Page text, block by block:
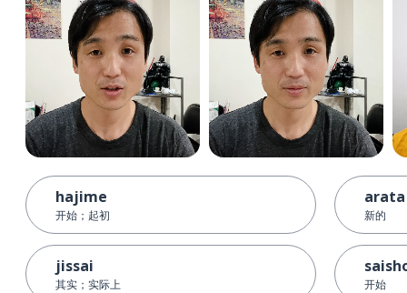
hajime
开始；起初
jissai
其实；实际上
arata
新的
开始